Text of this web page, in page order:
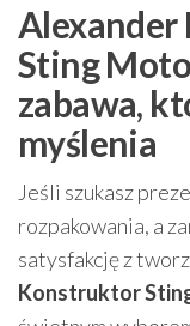
Alexander
Sting
zabawa,
myślenia
Jeśli szukasz
rozpakowania, a
satysfakcję z
Konstruktor